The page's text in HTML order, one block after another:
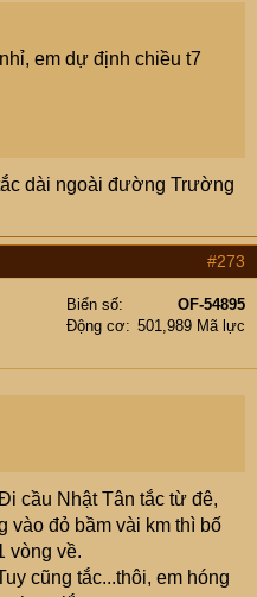
em dự định chiều t7
dài ngoài đường Trường
#273
Biển số
OF-54895
Động cơ
501,989 Mã lực
cầu Nhật Tân tắc từ đê,
vào đỏ bầm vài km thì bố
vòng về.
cũng tắc...thôi, em hóng